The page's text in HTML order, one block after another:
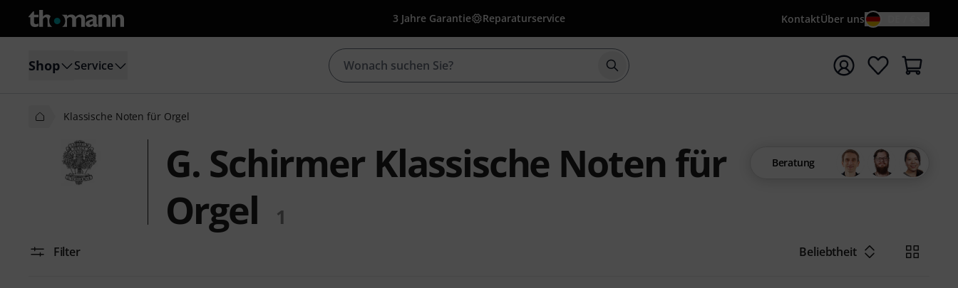
3 Jahre Garantie Reparaturservice KontaktÜber uns
Shop Service Suche mit Suchwort {searchTerm} starten
Klassische Noten für Orgel
G. Schirmer Klassische Noten für
Orgel
1
Beratung
Filter Beliebtheit